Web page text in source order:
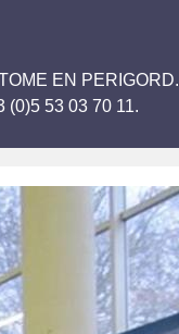
EN PERIGORD.
(0)5 53 03 70 11.